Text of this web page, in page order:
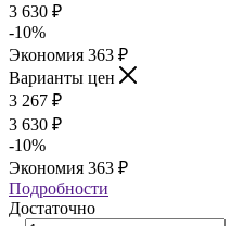
3 630 ₽
-10%
Экономия 363 ₽
Варианты цен
3 267 ₽
3 630 ₽
-10%
Экономия 363 ₽
Подробности
Достаточно